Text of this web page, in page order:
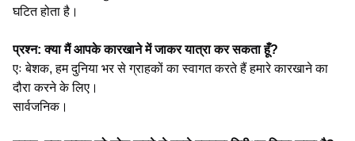
घटित होता है।
प्रश्न: क्या मैं आपके कारखाने में जाकर यात्रा कर सकता हूँ?
एः बेशक, हम दुनिया भर से ग्राहकों का स्वागत करते हैं हमारे कारखाने का
दौरा करने के लिए।
सार्वजनिक।